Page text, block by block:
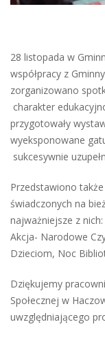
28 listopada w
współpracy z
zorganizowano
charakter
przygotowały
wyeksponowane
sukcesywnie
Przedstawiono
świadczonych na
najważniejsze z
Akcja- Narodowe
Dzieciom, Noc
Dziękujemy
Społecznej w
uwzględniającego